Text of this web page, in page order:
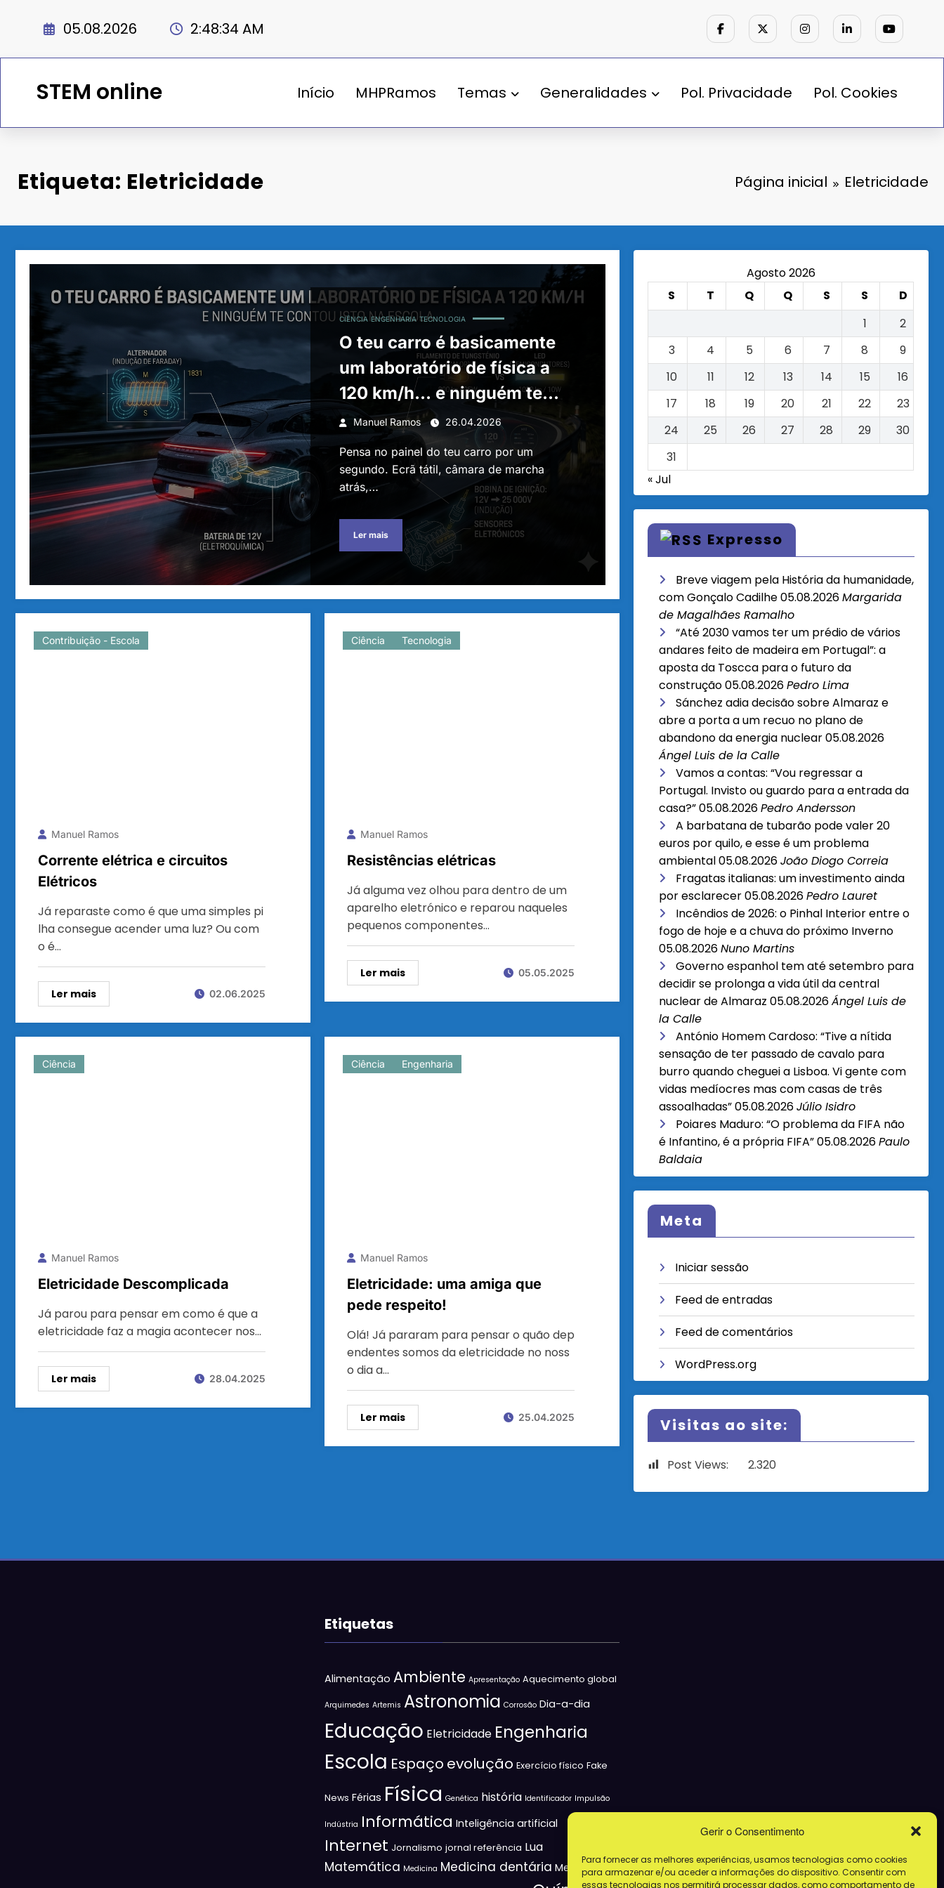
Gerir o Consentimento
Para fornecer as melhores experiências, usamos tecnologias como cookies
para armazenar e/ou aceder a informações do dispositivo. Consentir com
essas tecnologias nos permitirá processar dados, como comportamento de
conteúdo
05.08.2026 2:48:35 AM
STEM online Início MHPRamos Temas Generalidades Pol. Privacidade Pol. Cookies
Etiqueta: Eletricidade Página inicial Eletricidade
CIÊNCIA ENGENHARIA TECNOLOGIA
O teu carro é basicamente
um laboratório de física a
120 km/h… e ninguém te
contou isto na escola
Manuel Ramos 26.04.2026
Pensa no painel do teu carro por um
segundo. Ecrã tátil, câmara de marcha
atrás,…
Ler mais
Contribuição - Escola
Manuel Ramos
Corrente elétrica e circuitos
Elétricos
Já reparaste como é que uma simples pi
lha consegue acender uma luz? Ou com
o é…
Ler mais 02.06.2025
Ciência Tecnologia
Manuel Ramos
Resistências elétricas
Já alguma vez olhou para dentro de um
aparelho eletrónico e reparou naqueles
pequenos componentes…
Ler mais 05.05.2025
Ciência
Manuel Ramos
Eletricidade Descomplicada
Já parou para pensar em como é que a
eletricidade faz a magia acontecer nos…
Ler mais 28.04.2025
Ciência Engenharia
Manuel Ramos
Eletricidade: uma amiga que
pede respeito!
Olá! Já pararam para pensar o quão dep
endentes somos da eletricidade no noss
o dia a…
Ler mais 25.04.2025
Agosto 2026
S
T Q Q S S
D
1
2
3
4 5 6 7 8
9
10
11 12 13 14 15
16
17
18 19 20 21 22
23
24
25 26 27 28 29
30
31
« Jul
Expresso
Breve viagem pela História da humanidade,
com Gonçalo Cadilhe05.08.2026Margarida
de Magalhães Ramalho
“Até 2030 vamos ter um prédio de vários
andares feito de madeira em Portugal”: a
aposta da Toscca para o futuro da
construção05.08.2026Pedro Lima
Sánchez adia decisão sobre Almaraz e
abre a porta a um recuo no plano de
abandono da energia nuclear05.08.2026
Ángel Luis de la Calle
Vamos a contas: “Vou regressar a
Portugal. Invisto ou guardo para a entrada da
casa?”05.08.2026Pedro Andersson
A barbatana de tubarão pode valer 20
euros por quilo, e esse é um problema
ambiental05.08.2026João Diogo Correia
Fragatas italianas: um investimento ainda
por esclarecer05.08.2026Pedro Lauret
Incêndios de 2026: o Pinhal Interior entre o
fogo de hoje e a chuva do próximo Inverno
05.08.2026Nuno Martins
Governo espanhol tem até setembro para
decidir se prolonga a vida útil da central
nuclear de Almaraz 05.08.2026Ángel Luis de
la Calle
António Homem Cardoso: “Tive a nítida
sensação de ter passado de cavalo para
burro quando cheguei a Lisboa. Vi gente com
vidas medíocres mas com casas de três
assoalhadas”05.08.2026Júlio Isidro
Poiares Maduro: “O problema da FIFA não
é Infantino, é a própria FIFA”05.08.2026Paulo
Baldaia
Meta
Iniciar sessão
Feed de entradas
Feed de comentários
WordPress.org
Visitas ao site:
Post Views: 2.320
Etiquetas
Alimentação Ambiente Apresentação Aquecimento global
Arquimedes Artemis Astronomia Corrosão Dia-a-dia
Educação Eletricidade Engenharia
Escola Espaço evolução Exercício físico Fake
News Férias Física Genética história Identificador Impulsão
Indústria Informática Inteligência artificial
Internet Jornalismo jornal referência Lua
Matemática Medicina Medicina dentária Medicina